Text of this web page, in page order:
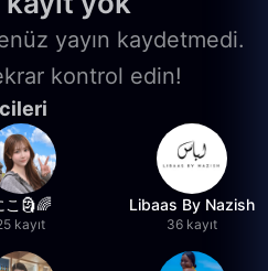
yayın kaydetmedi.
kontrol edin!
こ🗿🌈
kayıt
Libaas By Nazish
36 kayıt